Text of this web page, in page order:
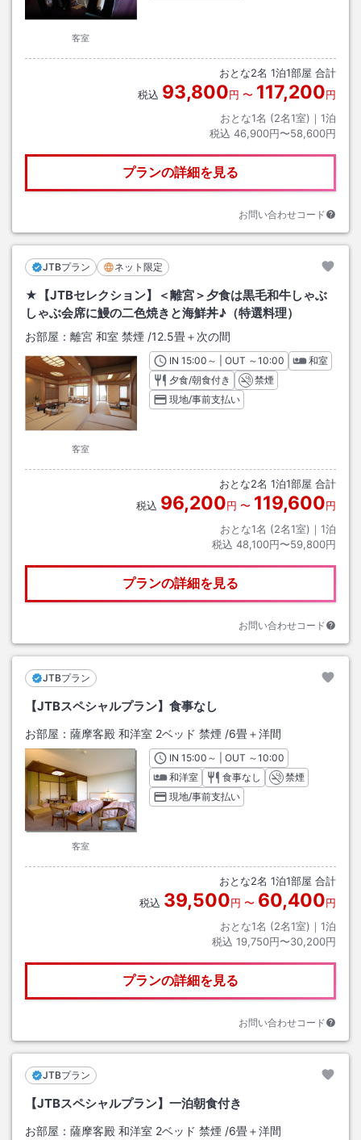
客室
おとな2名 1泊1部屋 合計
税込 93,800円 〜 117,200円
おとな1名 (2名1室)｜ 1泊
税込 46,900円〜58,600円
プランの詳細を見る
お問い合わせコード
JTBプラン ネット限定
★【JTBセレクション】＜離宮＞夕食は黒毛和牛しゃぶ
しゃぶ会席に鰻の二色焼きと海鮮丼♪（特選料理）
お部屋： 離宮 和室 禁煙 /12.5畳＋次の間
客室
INチェックイン
15:00 ～ | OUT チェックアウト
～10:00
和室
夕食/朝食付き
禁煙
現地/事前支払い
おとな2名 1泊1部屋 合計
税込 96,200円 〜 119,600円
おとな1名 (2名1室)｜ 1泊
税込 48,100円〜59,800円
プランの詳細を見る
お問い合わせコード
JTBプラン
【JTBスペシャルプラン】食事なし
お部屋： 薩摩客殿 和洋室 2ベッド 禁煙 /6畳＋洋間
客室
INチェックイン
15:00 ～ | OUT チェックアウト
～10:00
和洋室
食事なし
禁煙
現地/事前支払い
おとな2名 1泊1部屋 合計
税込 39,500円 〜 60,400円
おとな1名 (2名1室)｜ 1泊
税込 19,750円〜30,200円
プランの詳細を見る
お問い合わせコード
JTBプラン
【JTBスペシャルプラン】一泊朝食付き
お部屋： 薩摩客殿 和洋室 2ベッド 禁煙 /6畳＋洋間